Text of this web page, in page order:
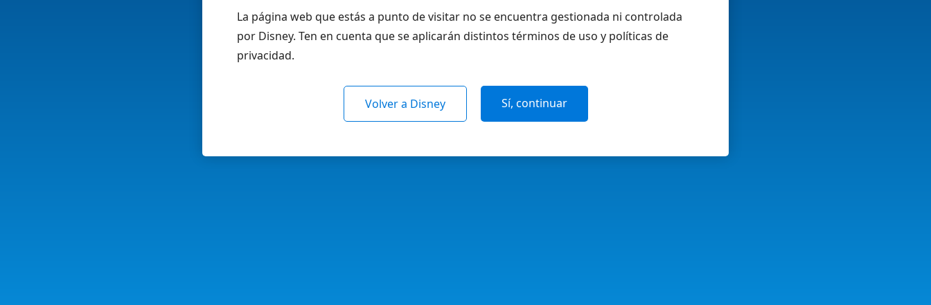
La página web que estás a punto de visitar no se encuentra gestionada ni controlada
por Disney. Ten en cuenta que se aplicarán distintos términos de uso y políticas de
privacidad.
Volver a Disney Sí, continuar